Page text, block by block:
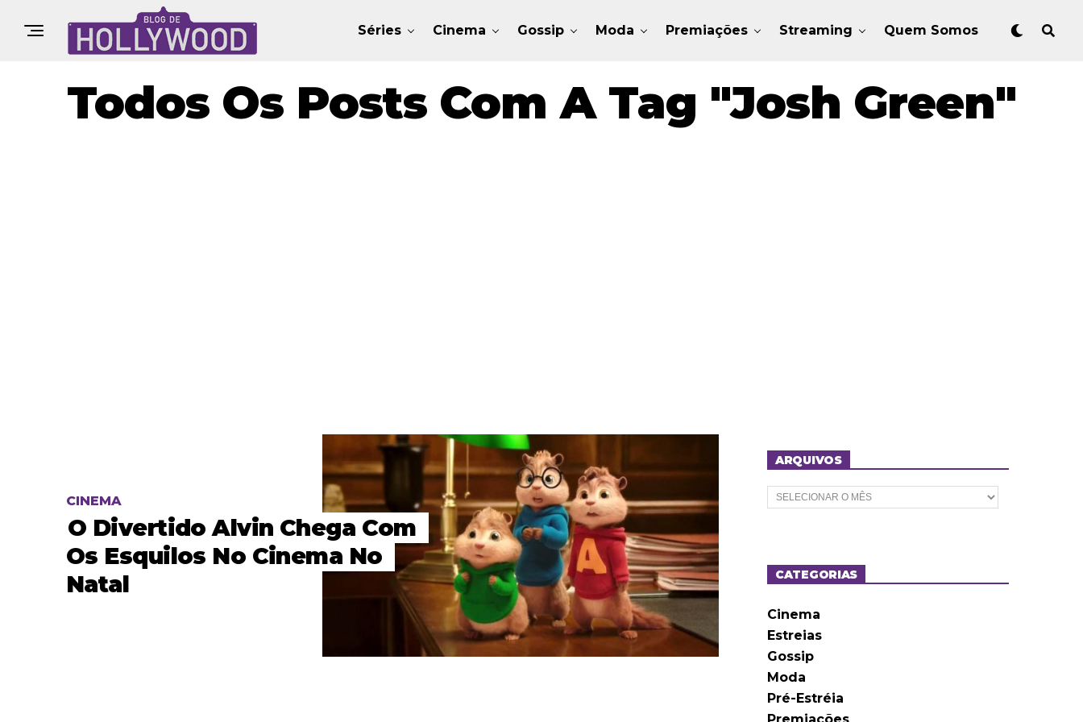
Séries Cinema Gossip Moda Premiações Streaming Quem Somos
Todos Os Posts Com A Tag "Josh Green"
CINEMA
O Divertido Alvin Chega Com
Os Esquilos No Cinema No
Natal
ARQUIVOS
A
r
o
sCATEGORIAS
Cinema
Estreias
Gossip
Moda
Pré-Estréia